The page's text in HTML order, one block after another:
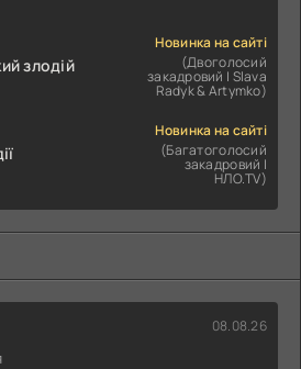
злодій
Новинка на сайті
(Двоголосий
закадровий | Slava
Radyk & Artymko)
Новинка на сайті
(Багатоголосий
закадровий |
НЛО.TV)
08.08.26